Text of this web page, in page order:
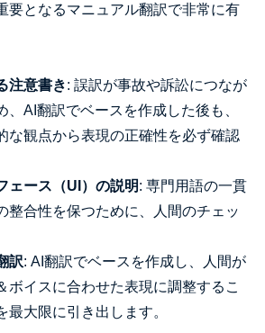
要となるマニュアル翻訳で非常に有
注意書き: 誤訳が事故や訴訟につなが
、AI翻訳でベースを作成した後も、
な観点から表現の正確性を必ず確認
ェース（UI）の説明: 専門用語の一貫
整合性を保つために、人間のチェッ
訳: AI翻訳でベースを作成し、人間が
ボイスに合わせた表現に調整するこ
最大限に引き出します。